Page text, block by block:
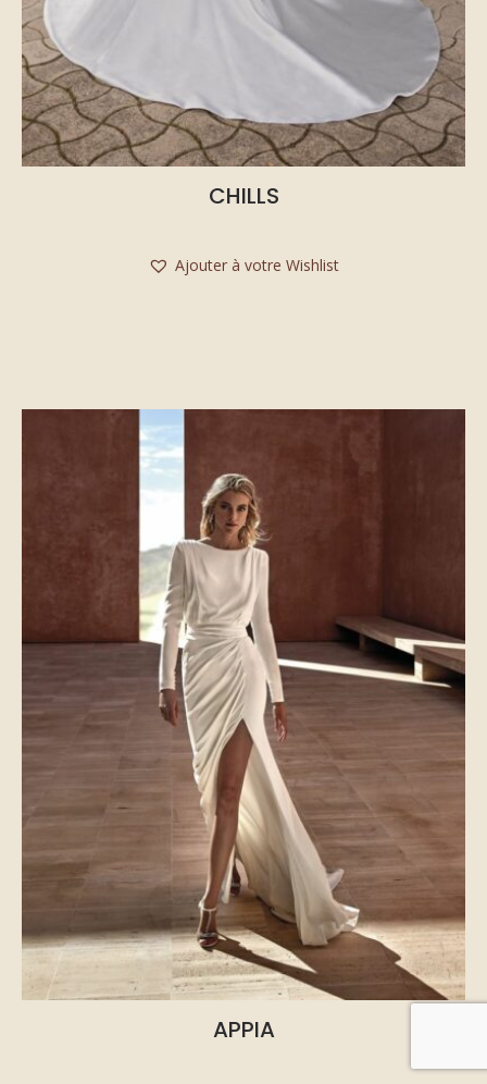
CHILLS
Ajouter à votre Wishlist
APPIA